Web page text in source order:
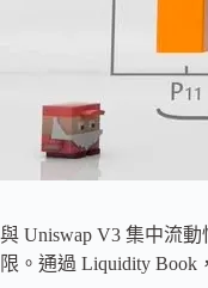
與 Uniswap V3 集中流
限。通過 Liquidity Book